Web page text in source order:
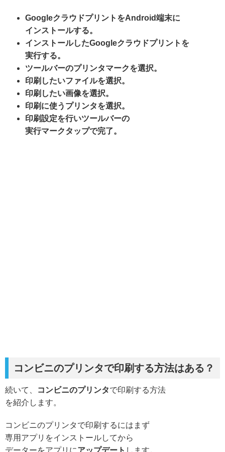
GoogleクラウドプリントをAndroid端末に
インストールする。
インストールしたGoogleクラウドプリントを
実行する。
ツールバーのプリンタマークを選択。
印刷したいファイルを選択。
印刷したい画像を選択。
印刷に使うプリンタを選択。
印刷設定を行いツールバーの
実行マークタップで完了。
コンビニのプリンタで印刷する方法はある？
続いて、 コンビニのプリンタで印刷する方法
を紹介します。
コンビニのプリンタで印刷するにはまず
専用アプリをインストールしてから
データーをアプリにアップデート します。